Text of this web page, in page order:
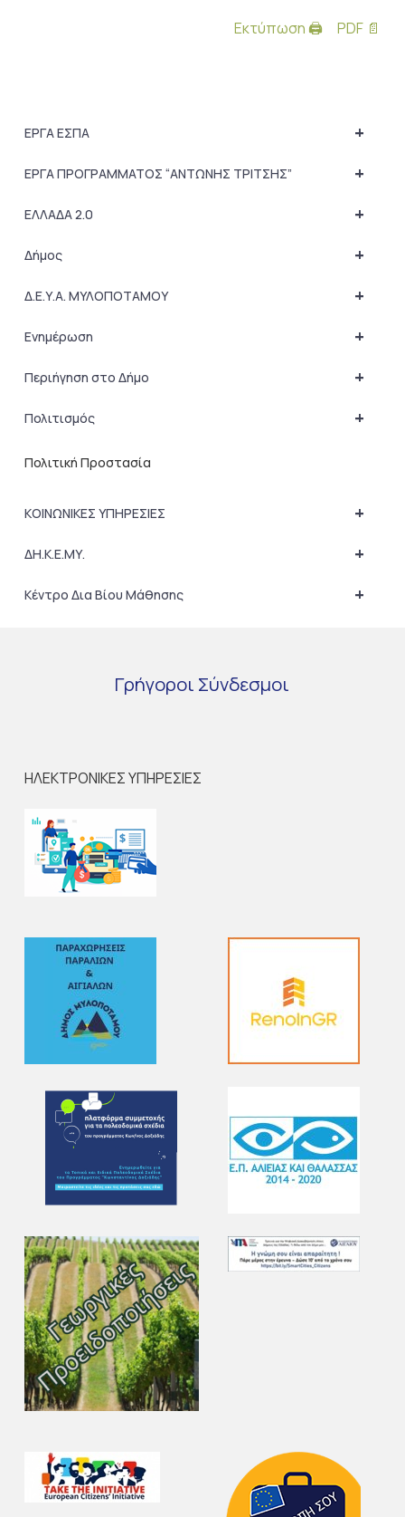
Εκτύπωση 🖨
PDF 📄
+
ΕΡΓΑ ΕΣΠΑ
+
ΕΡΓΑ ΠΡΟΓΡΑΜΜΑΤΟΣ “ΑΝΤΩΝΗΣ ΤΡΙΤΣΗΣ”
+
ΕΛΛΑΔΑ 2.0
+
Δήμος
+
Δ.Ε.Υ.Α. ΜΥΛΟΠΟΤΑΜΟΥ
+
Ενημέρωση
+
Περιήγηση στο Δήμο
+
Πολιτισμός
Πολιτική Προστασία
+
ΚΟΙΝΩΝΙΚΕΣ ΥΠΗΡΕΣΙΕΣ
+
ΔΗ.Κ.Ε.ΜΥ.
+
Κέντρο Δια Βίου Μάθησης
Γρήγοροι Σύνδεσμοι
ΗΛΕΚΤΡΟΝΙΚΕΣ ΥΠΗΡΕΣΙΕΣ